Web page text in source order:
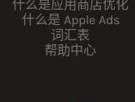
什么是应用商店优化
什么是 Apple Ads
词汇表
帮助中心